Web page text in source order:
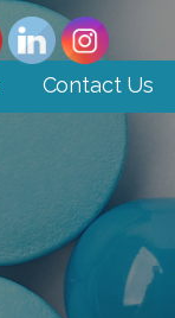
Contact Us